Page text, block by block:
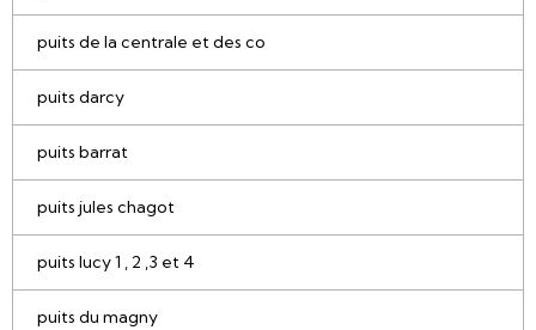
puits de la centrale et des co
puits darcy
puits barrat
puits jules chagot
puits lucy 1 , 2 ,3 et 4
puits du magny